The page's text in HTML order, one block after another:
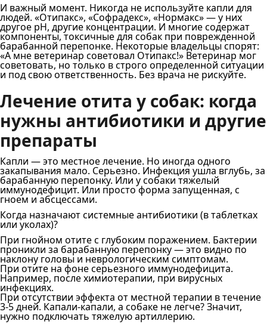
И важный момент. Никогда не используйте капли для
людей. «Отипакс», «Софрадекс», «Нормакс» — у них
другое pH, другие концентрации. И многие содержат
компоненты, токсичные для собак при поврежденной
барабанной перепонке. Некоторые владельцы спорят:
«А мне ветеринар советовал Отипакс!» Ветеринар мог
советовать, но только в строго определенной ситуации
и под свою ответственность. Без врача не рискуйте.
Лечение отита у собак: когда
нужны антибиотики и другие
препараты
Капли — это местное лечение. Но иногда одного
закапывания мало. Серьезно. Инфекция ушла вглубь, за
барабанную перепонку. Или у собаки тяжелый
иммунодефицит. Или просто форма запущенная, с
гноем и абсцессами.
Когда назначают системные антибиотики (в таблетках
или уколах)?
При гнойном отите с глубоким поражением. Бактерии
проникли за барабанную перепонку — это видно по
наклону головы и неврологическим симптомам.
При отите на фоне серьезного иммунодефицита.
Например, после химиотерапии, при вирусных
инфекциях.
При отсутствии эффекта от местной терапии в течение
3-5 дней. Капали-капали, а собаке не легче? Значит,
нужно подключать тяжелую артиллерию.